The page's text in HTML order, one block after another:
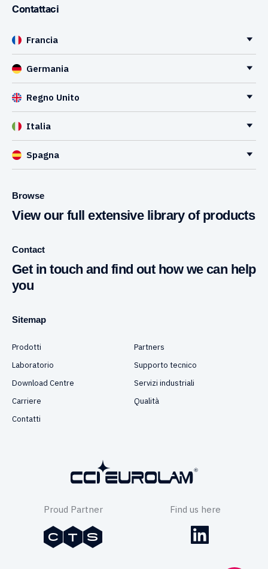
Contattaci
Francia
Germania
Regno Unito
Italia
Spagna
Browse
View our full extensive library of products
Contact
Get in touch and find out how we can help
you
Sitemap
Prodotti
Partners
Laboratorio
Supporto tecnico
Download Centre
Servizi industriali
Carriere
Qualità
Contatti
Proud Partner Find us here